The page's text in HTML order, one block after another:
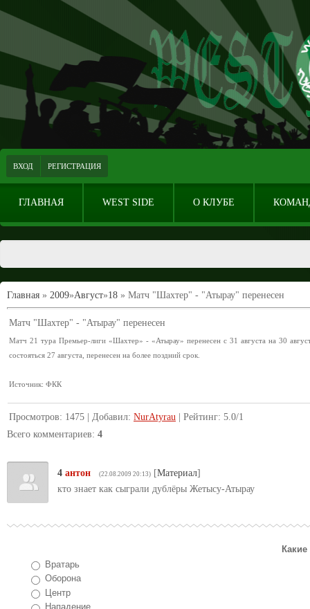
ВХОД РЕГИСТРАЦИЯ
ГЛАВНАЯ WEST SIDE О КЛУБЕ
Главная » 2009»Август»18 » Матч "Шахтер" - "Атырау" перенесен
Матч "Шахтер" - "Атырау" перенесен
Матч 21 тура Премьер-лиги «Шахтер» - «Атырау» перенесен с 31 августа на 30
состояться 27 августа, перенесен на более поздний срок.
Источник: ФКК
Просмотров: 1475 Добавил: NurAtyrau Рейтинг: 5.0/1
Всего комментариев: 4
4 антон (22.08.2009 20:13) [Материал]
кто знает как сыграли дублёры Жетысу-Атырау
Вратарь
Оборона
Центр